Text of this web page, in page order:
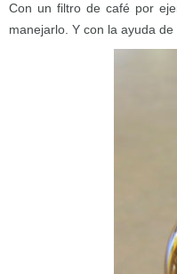
Con un filtro de café por
manejarlo. Y con la ayuda